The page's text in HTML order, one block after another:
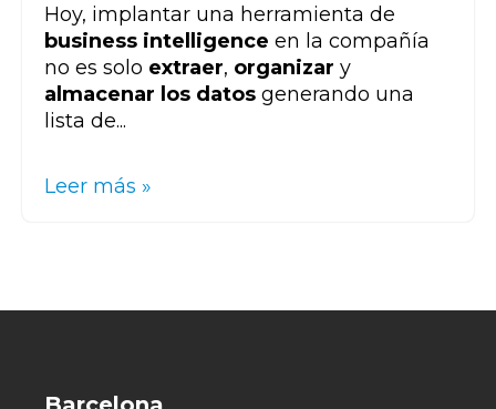
Hoy, implantar una herramienta de
business intelligence en la compañía
no es solo extraer, organizar y
almacenar los datos generando una
lista de...
Leer más »